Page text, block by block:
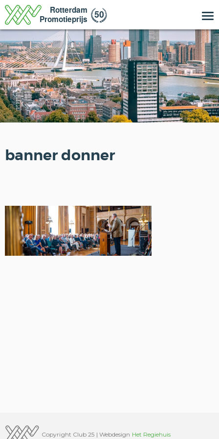
banner donner
Copyright Club 25 | Webdesign Het Regiehuis